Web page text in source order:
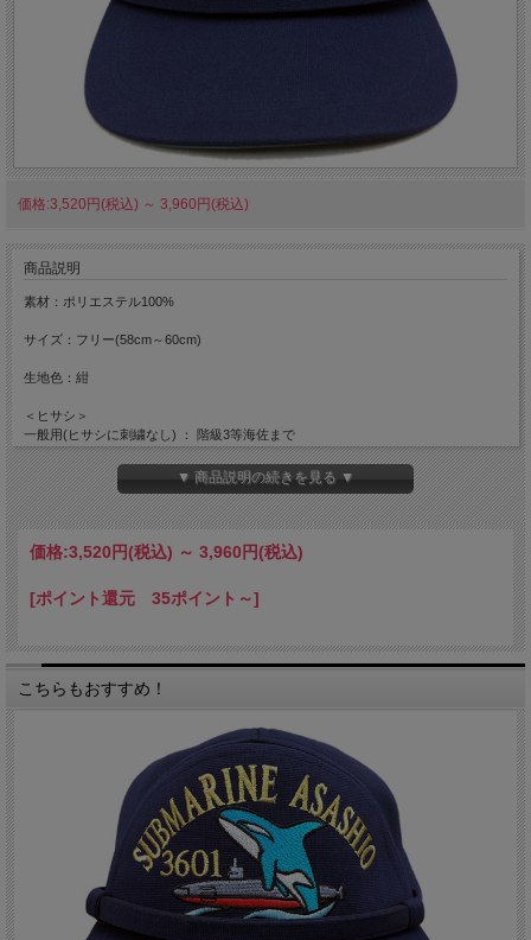
価格:3,520円(税込) ～ 3,960円(税込)
商品説明
素材：ポリエステル100%
サイズ：フリー(58cm～60cm)
生地色：紺
＜ヒサシ＞
一般用(ヒサシに刺繍なし) ： 階級3等海佐まで
佐官用(ヒサシに刺繍有) ： 階級2等海佐・1等海佐
▼ 商品説明の続きを見る ▼
価格:3,520円(税込) ～ 3,960円(税込)
[ポイント還元 35ポイント～]
こちらもおすすめ！